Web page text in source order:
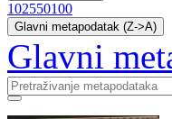
102550100
Glavni metapodatak (Z->A)
Glavni